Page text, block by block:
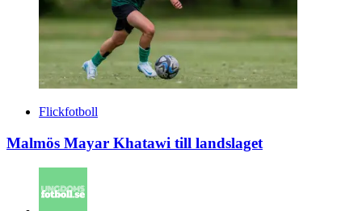
Flickfotboll
Malmös Mayar Khatawi till landslaget